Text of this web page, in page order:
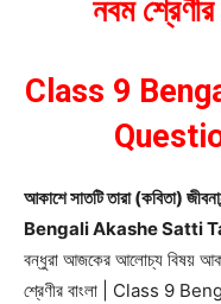
নবম
Class 9
আকাশে সাতটি তারা (কবিতা)
Bengali Akashe Satti
বন্ধুরা আজকের আলোচ্য বিষয়
শ্রেণীর বাংলা | Class 9